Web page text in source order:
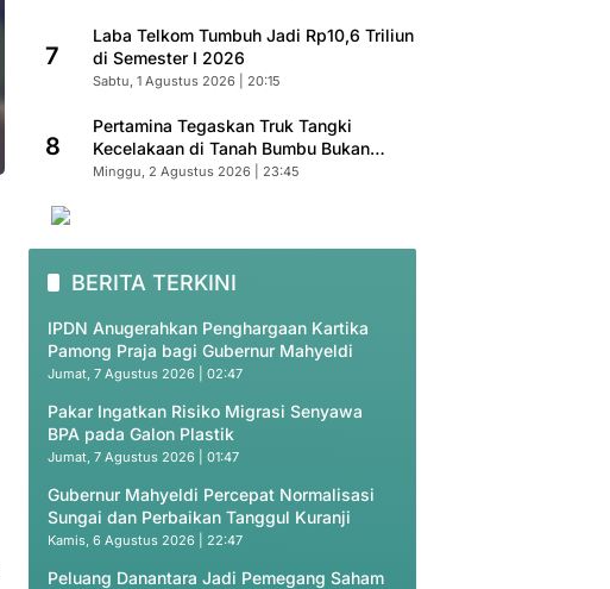
7
Laba Telkom Tumbuh Jadi Rp10,6 Triliun
di Semester I 2026
Sabtu, 1 Agustus 2026 | 20:15
8
Pertamina Tegaskan Truk Tangki
Kecelakaan di Tanah Bumbu Bukan
Armada Resmi
Minggu, 2 Agustus 2026 | 23:45
BERITA TERKINI
IPDN Anugerahkan Penghargaan Kartika
Pamong Praja bagi Gubernur Mahyeldi
Jumat, 7 Agustus 2026 | 02:47
Pakar Ingatkan Risiko Migrasi Senyawa
BPA pada Galon Plastik
Jumat, 7 Agustus 2026 | 01:47
Gubernur Mahyeldi Percepat Normalisasi
Sungai dan Perbaikan Tanggul Kuranji
Kamis, 6 Agustus 2026 | 22:47
Peluang Danantara Jadi Pemegang Saham